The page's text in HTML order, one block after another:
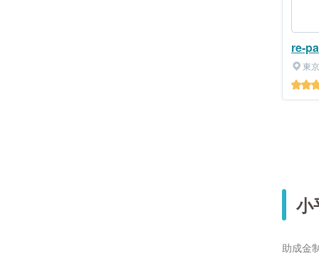
re-
東
小
助成金